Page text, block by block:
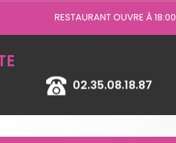
RESTAURANT OUVRE À 18:00